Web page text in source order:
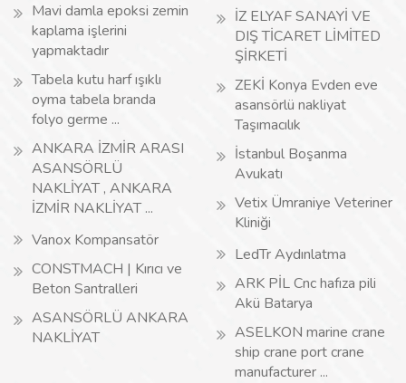
Mavi damla epoksi zemin
kaplama işlerini
yapmaktadır
Tabela kutu harf ışıklı
oyma tabela branda
folyo germe ...
ANKARA İZMİR ARASI
ASANSÖRLÜ
NAKLİYAT , ANKARA
İZMİR NAKLİYAT ...
Vanox Kompansatör
CONSTMACH | Kırıcı ve
Beton Santralleri
ASANSÖRLÜ ANKARA
NAKLİYAT
İZ ELYAF SANAYİ VE
DIŞ TİCARET LİMİTED
ŞİRKETİ
ZEKİ Konya Evden eve
asansörlü nakliyat
Taşımacılık
İstanbul Boşanma
Avukatı
Vetix Ümraniye Veteriner
Kliniği
LedTr Aydınlatma
ARK PİL Cnc hafıza pili
Akü Batarya
ASELKON marine crane
ship crane port crane
manufacturer ...